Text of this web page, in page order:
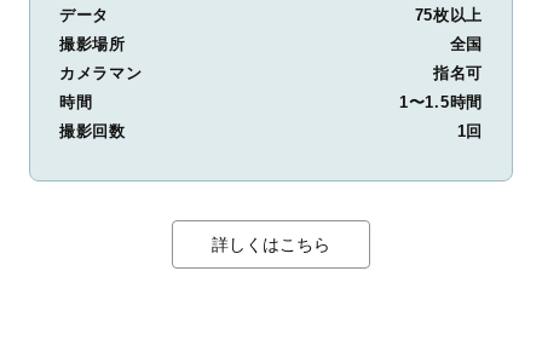
データ
75枚以上
撮影場所
全国
カメラマン
指名可
時間
1〜1.5時間
撮影回数
1回
詳しくはこちら